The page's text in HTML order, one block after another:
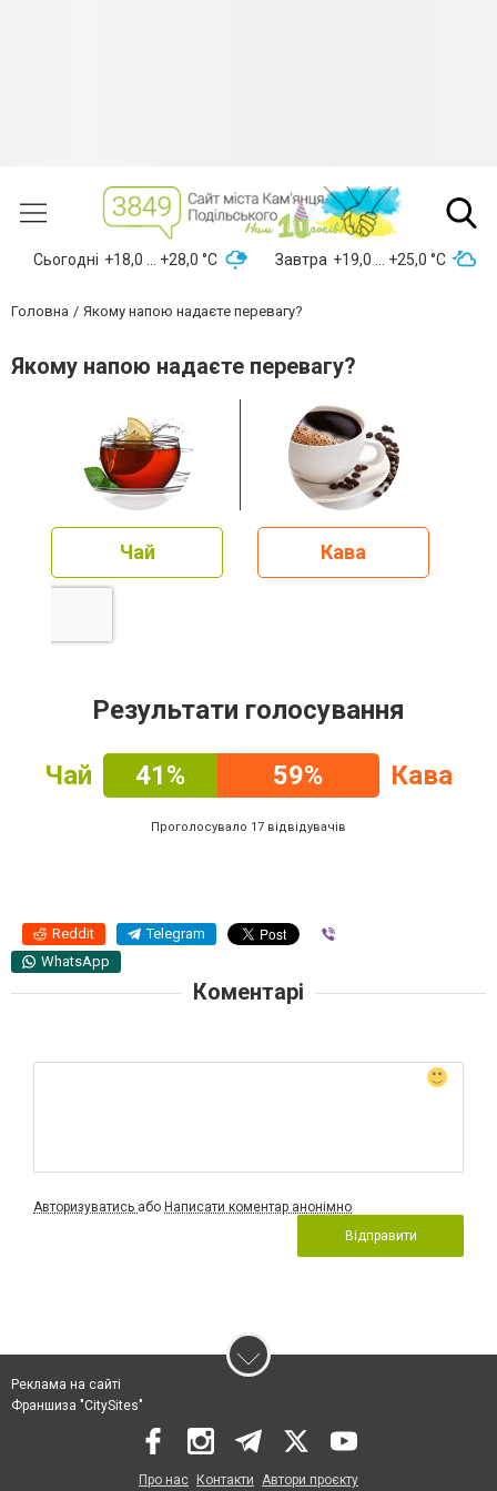
Сьогодні +18,0 ... +28,0 °С Завтра +19,0 ... +25,0 °С
Головна Якому напою надаєте перевагу?
Якому напою надаєте перевагу?
Чай Кава
Результати голосування
Чай 41% 59% Кава
Проголосувало 17 відвідувачів
Reddit Telegram
WhatsApp
Коментарі
Авторизуватись або Написати коментар анонімно
Відправити
Реклама на сайті
Франшиза "CitySites"
Про нас Контакти Автори проєкту